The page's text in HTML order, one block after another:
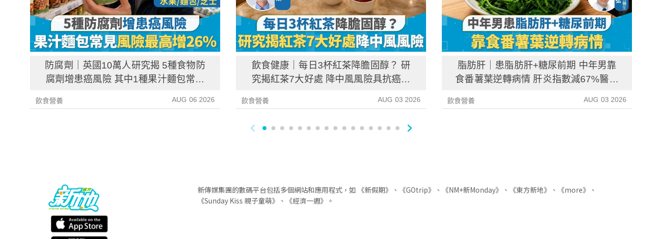
防腐劑｜英國10萬人研究揭 5種食物防
腐劑增患癌風險 其中1種果汁麵包常見
飲食營養 AUG 06 2026
飲食健康｜每日3杯紅茶降膽固醇？ 研
究揭紅茶7大好處 降中風風險具抗癌潛
飲食營養 AUG 03 2026
脂肪肝｜患脂肪肝+糖尿前期 中年男靠
食番薯葉逆轉病情 肝炎指數減67%醫生
飲食營養 AUG 03 2026